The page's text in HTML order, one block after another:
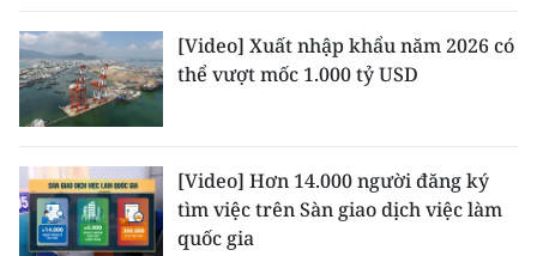
TIN ĐỊA PHƯƠNG
Trung du và miền núi phía Bắc
Bắc Trung Bộ
[Video] Xuất nhập khẩu năm 2026 có
thể vượt mốc 1.000 tỷ USD
[Video] Hơn 14.000 người đăng ký
tìm việc trên Sàn giao dịch việc làm
quốc gia